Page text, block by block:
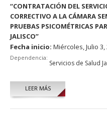
“CONTRATACIÓN DEL
CORRECTIVO A LA CÁMARA
PRUEBAS PSICOMÉTRICAS
JALISCO”
Fecha inicio: Miércoles, Julio 3,
Dependencia:
Servicios de Salud
LEER MÁS